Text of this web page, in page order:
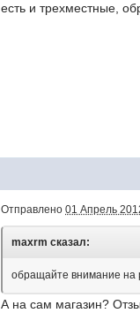
есть и трехместные,
Отправлено01 Апрель
maxrm сказал:
обращайте внимание на
А на сам магазин?